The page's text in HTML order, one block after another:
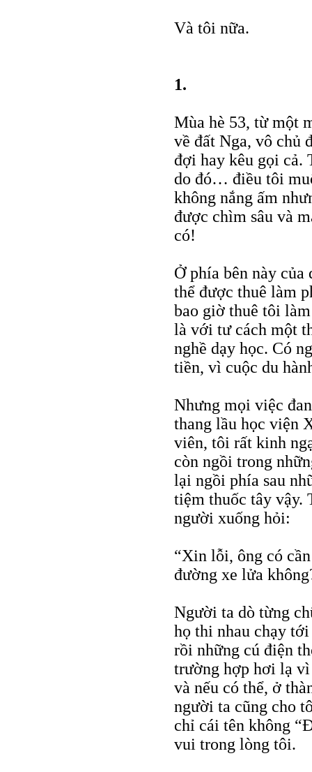
Và tôi nữa.
1.
Mùa hè 53, từ một
về đất Nga, vô chủ
đợi hay kêu gọi cả.
do đó… điều tôi
không nắng ấm
được chìm sâu và
có!
Ở phía bên này
thể được thuê làm
bao giờ thuê tôi
là với tư cách một
nghề dạy học. Có
tiền, vì cuộc du
Nhưng mọi việc
thang lầu học viện
viên, tôi rất kinh
còn ngồi trong
lại ngồi phía sau
tiệm thuốc tây vậy.
người xuống hỏi:
“Xin lỗi, ông có
đường xe lửa
Người ta dò từng
họ thi nhau chạy
rồi những cú điện
trường hợp hơi lạ
và nếu có thể, ở
người ta cũng cho
chỉ cái tên không
vui trong lòng tôi.